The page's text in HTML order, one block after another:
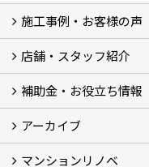
リフォームメニュー
マンションリノベ
外壁塗装リフォーム
防音室リフォーム
近鉄不動産のドッグリ
住まいの無料点検
リフォームの流れ
リフォーム成功のQ＆A
保証とアフターサービ
私たちが大切にしてい
安心のリフォーム体制
施工担当者の想い
多種多様なニーズに応
施工事例・お客様の声
施工事例集
ビフォーアフター集
お客様の声
店舗・スタッフ紹介
店舗 (12)
スタッフ
Googleクチコミ評価
近鉄のリフォーム
補助金・お役立ち情報
補助金・税制 (3)
コラム
ＳＮＳ
アーカイブ
【アーカイブ】近鉄
【アーカイブ】住ま
マンションリノベ